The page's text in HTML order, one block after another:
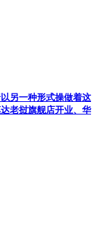
另一种形式操做着这
老挝旗舰店开业、华